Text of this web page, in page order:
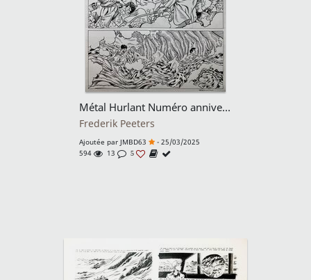
Métal Hurlant Numéro anniversaire 50 ans – Page 21
Frederik Peeters
Ajoutée par JMBD63
- 25/03/2025
594
13 5